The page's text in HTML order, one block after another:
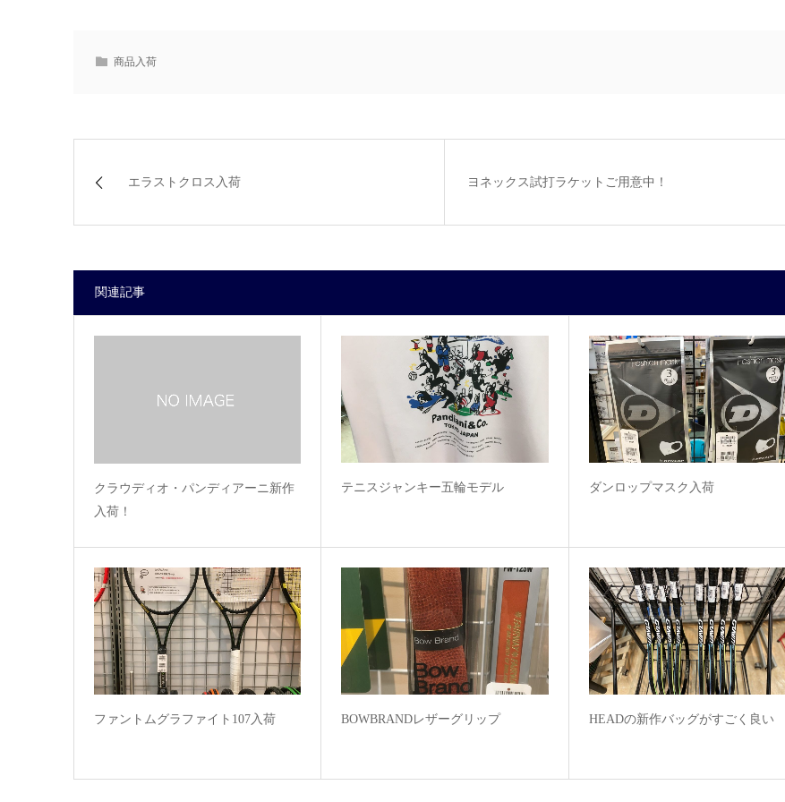
商品入荷
エラストクロス入荷 ヨネックス試打ラケットご用意中！
関連記事
クラウディオ・パンディアーニ新作
入荷！
テニスジャンキー五輪モデル ダンロップマスク入荷
ファントムグラファイト107入荷 BOWBRANDレザーグリップ HEADの新作バッグがすごく良い